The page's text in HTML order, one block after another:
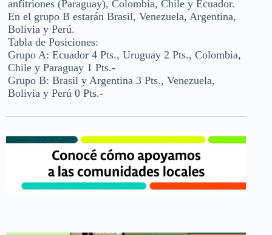
anfitriones (Paraguay), Colombia, Chile y Ecuador.
En el grupo B estarán Brasil, Venezuela, Argentina,
Bolivia y Perú.
Tabla de Posiciones:
Grupo A: Ecuador 4 Pts., Uruguay 2 Pts., Colombia,
Chile y Paraguay 1 Pts.-
Grupo B: Brasil y Argentina 3 Pts., Venezuela,
Bolivia y Perú 0 Pts.-